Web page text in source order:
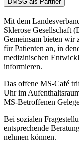
Mit dem
Sklerose Gesellschaft
Gemeinsam bieten wir
für Patienten an, in
medizinischen
informieren.
Das offene MS-Café
Uhr im
MS-Betroffenen
Bei sozialen
entsprechende
nehmen können.